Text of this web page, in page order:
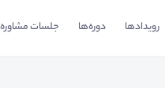
رویدادها دوره‌ها جلسات مشاوره